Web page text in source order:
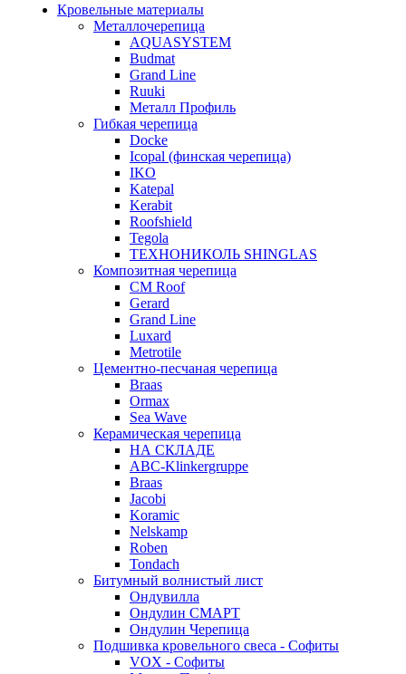
Кровельные материалы
Металлочерепица
AQUASYSTEM
Budmat
Grand Line
Ruuki
Металл Профиль
Гибкая черепица
Docke
Icopal (финская черепица)
IKO
Katepal
Kerabit
Roofshield
Tegola
ТЕХНОНИКОЛЬ SHINGLAS
Композитная черепица
CM Roof
Gerard
Grand Line
Luxard
Metrotile
Цементно-песчаная черепица
Braas
Ormax
Sea Wave
Керамическая черепица
НА СКЛАДЕ
ABC-Klinkergruppe
Braas
Jacobi
Koramic
Nelskamp
Roben
Tondach
Битумный волнистый лист
Ондувилла
Ондулин СМАРТ
Ондулин Черепица
Подшивка кровельного свеса - Софиты
VOX - Софиты